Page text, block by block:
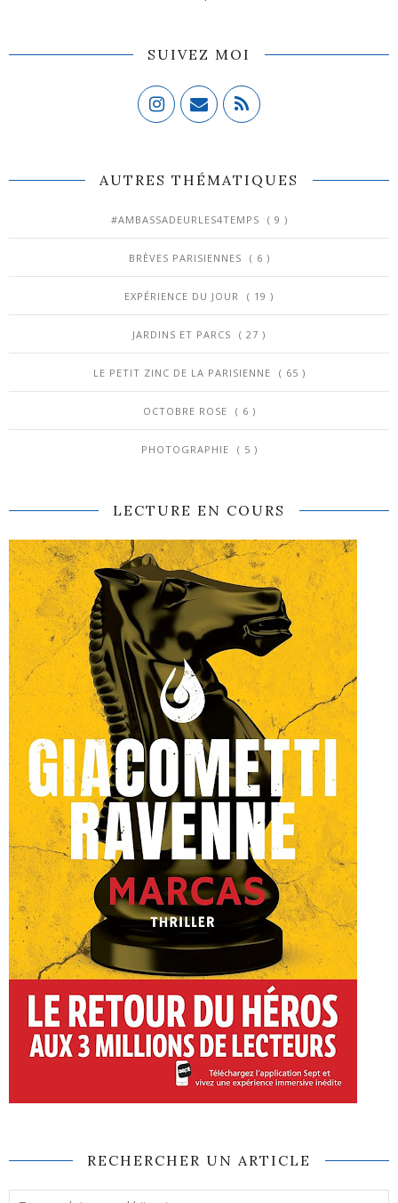
SUIVEZ MOI
AUTRES THÉMATIQUES
#AMBASSADEURLES4TEMPS ( 9 )
BRÈVES PARISIENNES ( 6 )
EXPÉRIENCE DU JOUR ( 19 )
JARDINS ET PARCS ( 27 )
LE PETIT ZINC DE LA PARISIENNE ( 65 )
OCTOBRE ROSE ( 6 )
PHOTOGRAPHIE ( 5 )
LECTURE EN COURS
RECHERCHER UN ARTICLE